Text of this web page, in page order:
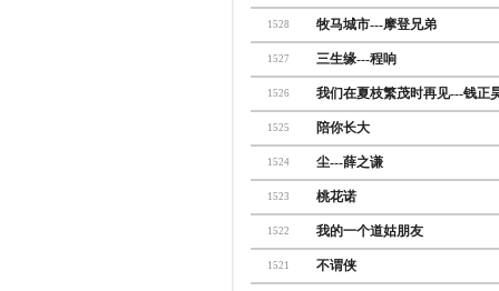
1528 牧马城市---摩登兄弟
1527 三生缘---程响
1526 我们在夏枝繁茂时再见---钱正
1525 陪你长大
1524 尘---薛之谦
1523 桃花诺
1522 我的一个道姑朋友
1521 不谓侠